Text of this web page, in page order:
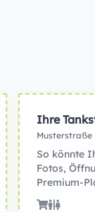
Ihre
Musterstraße
So könnte
Fotos,
Premium-